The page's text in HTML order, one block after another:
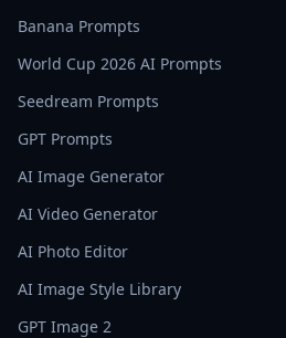
Banana Prompts
World Cup 2026 AI Prompts
Seedream Prompts
GPT Prompts
AI Image Generator
AI Video Generator
AI Photo Editor
AI Image Style Library
GPT Image 2